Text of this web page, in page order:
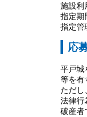
施設利
指定期
指定管
応
平戸城
等を有
ただし
法律行
破産者